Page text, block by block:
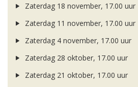
Zaterdag 18 november, 17.00 uur
Zaterdag 11 november, 17.00 uur
Zaterdag 4 november, 17.00 uur
Zaterdag 28 oktober, 17.00 uur
Zaterdag 21 oktober, 17.00 uur